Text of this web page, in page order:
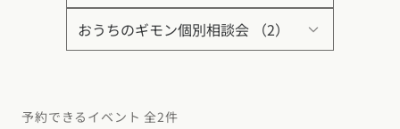
全国の工務店を探す
予約できるイベント 全2件